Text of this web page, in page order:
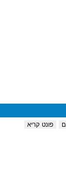
פונט קריא